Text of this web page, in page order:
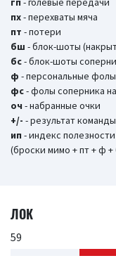
пх- перехваты мяча
пт - потери
бш - блок-шоты
бc- блок-шоты
ф - персональные фолы
фс- фолы соперника
оч - набранные очки
+/- - результат
ип - индекс
(броски мимо + пт + ф +
ЛОК
59